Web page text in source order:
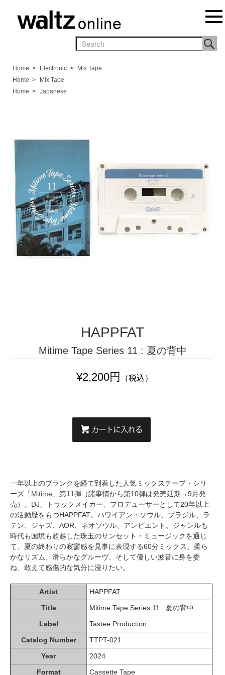
Home > Electronic >
Mix Tape
Home >
Mix Tape
Home > Japanese
HAPPFAT
Mitime Tape Series 11 : 夏の背中
¥2,200円 （税込）
一年以上のブランクを経て到着した人気ミックステープ・シリ
ーズ 「Mitime」 第11弾（諸事情から第10弾は発売延期→9月発
売）。DJ、トラックメイカー、プロデューサーとして20年以上
の活動歴をもつHAPPFAT。ハワイアン・ソウル、ブラジル、ラ
テン、ジャズ、AOR、ネオソウル、アンビエント。ジャンルも
時代も国境も超越した珠玉のサンセット・ミュージックを通じ
て、夏の終わりの寂寥感を見事に表現する60分ミックス。柔ら
かなリズム、滑らかなグルーヴ、そして優しい波音に身を委
ね、敢えて感傷的な気分に浸りたい。
Artist
HAPPFAT
Title
Mitime Tape Series 11 : 夏の背中
Label
Tastee Production
Catalog Number
TTPT-021
Year
2024
Format
Cassette Tape